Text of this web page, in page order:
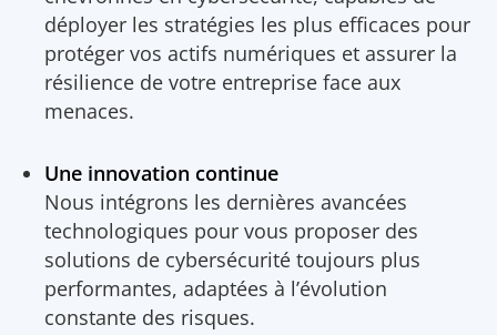
déployer les stratégies les plus efficaces pour
protéger vos actifs numériques et assurer la
résilience de votre entreprise face aux
menaces.
Une innovation continue
Nous intégrons les dernières avancées
technologiques pour vous proposer des
solutions de cybersécurité toujours plus
performantes, adaptées à l’évolution
constante des risques.